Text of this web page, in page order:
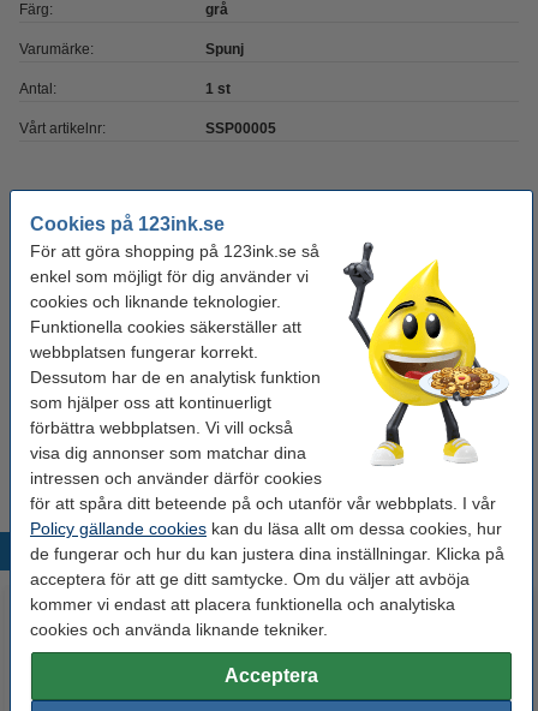
Cookies på 123ink.se
För att göra shopping på 123ink.se så
enkel som möjligt för dig använder vi
cookies och liknande teknologier.
Funktionella cookies säkerställer att
webbplatsen fungerar korrekt.
Dessutom har de en analytisk funktion
som hjälper oss att kontinuerligt
förbättra webbplatsen. Vi vill också
visa dig annonser som matchar dina
intressen och använder därför cookies
för att spåra ditt beteende på och utanför vår webbplats. I vår
Policy gällande cookies kan du läsa allt om dessa cookies, hur
de fungerar och hur du kan justera dina inställningar. Klicka på
acceptera för att ge ditt samtycke. Om du väljer att avböja
kommer vi endast att placera funktionella och analytiska
cookies och använda liknande tekniker.
Acceptera
Färg: grå
Varumärke: Spunj
Antal: 1 st
Vårt artikelnr: SSP00005
Diskmedel 500ml | 123ink Green Sensation
27 kr
Diskhandskar M (8) 1-par | rosa/gul
22 kr
Sopsäck 60L | grå | 20st
49 kr
Populära produkter